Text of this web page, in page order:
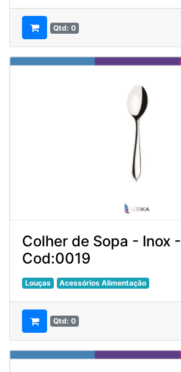
Qtd: 0
Colher de Sopa - Inox -
Cod:0019
Louças Acessórios Alimentação
Qtd: 0